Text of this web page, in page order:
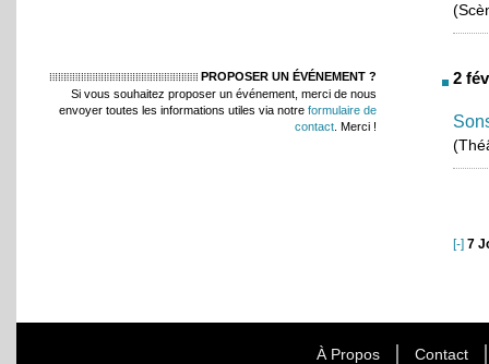
PROPOSER UN ÉVÉNEMENT ?
Si vous souhaitez proposer un événement, merci de nous
envoyer toutes les informations utiles via notre formulaire de
contact . Merci !
2
[-] 7
À Propos Contact